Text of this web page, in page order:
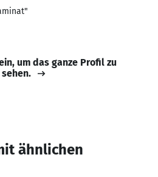
um das ganze Profil zu
sehen.
ähnlichen